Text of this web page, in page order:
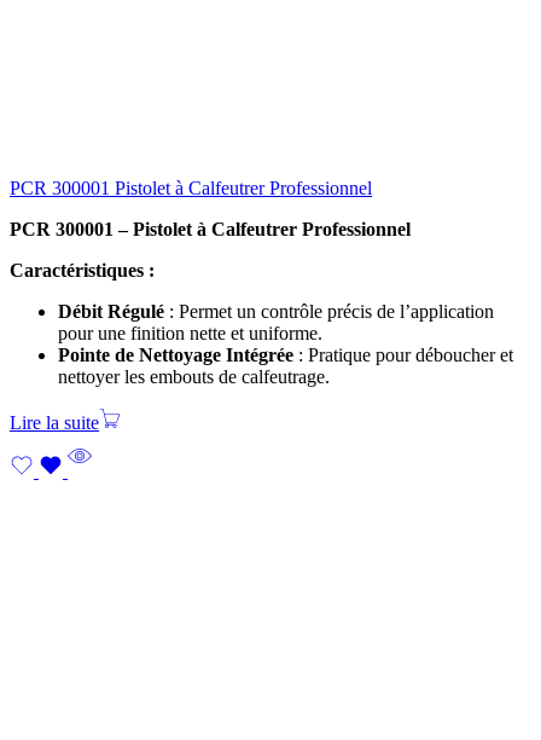
PCR 300001 Pistolet à Calfeutrer Professionnel
PCR 300001 – Pistolet à Calfeutrer Professionnel
Caractéristiques :
Débit Régulé : Permet un contrôle précis de l’application
pour une finition nette et uniforme.
Pointe de Nettoyage Intégrée : Pratique pour déboucher et
nettoyer les embouts de calfeutrage.
Lire la suite